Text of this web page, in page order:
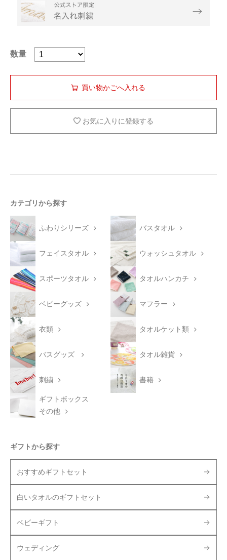
数量
お気に入りに登録する
カテゴリから探す
ふわりシリーズ バスタオル
フェイスタオル ウォッシュタオル
スポーツタオル タオルハンカチ
ベビーグッズ マフラー
衣類 タオルケット類
バスグッズ タオル雑貨
刺繍 書籍
ギフトボックス
その他
ギフトから探す
おすすめギフトセット
白いタオルのギフトセット
ベビーギフト
ウェディング